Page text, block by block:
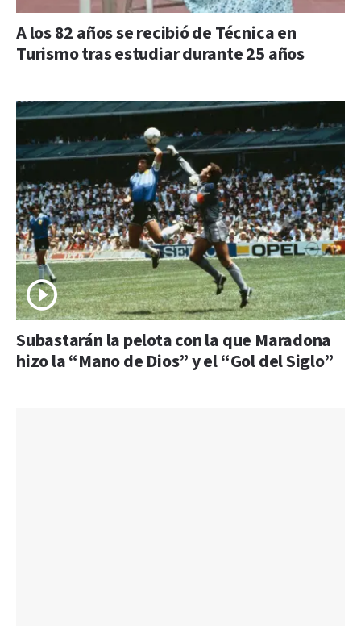
A los 82 años se recibió de Técnica en
Turismo tras estudiar durante 25 años
Subastarán la pelota con la que Maradona
hizo la “Mano de Dios” y el “Gol del Siglo”